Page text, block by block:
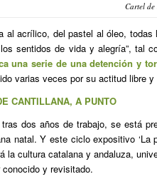
Cartel
al acrílico, del pastel al óleo,
los sentidos de vida y alegría”, tal
una serie de una detención y
varias veces por su actitud libre y
CANTILLANA, A PUNTO
dos años de trabajo, se está
natal. Y este ciclo expositivo ‘La
la cultura catalana y andaluza,
y revisitado.